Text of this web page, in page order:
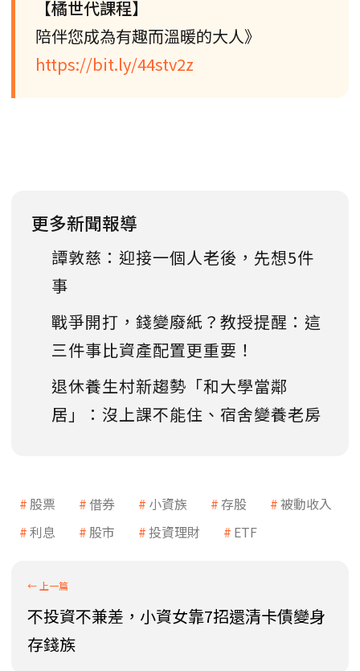
【橘世代課程】
陪伴您成為有趣而溫暖的大人》
https://bit.ly/44stv2z
更多新聞報導
譚敦慈：迎接一個人老後，先想5件
事
戰爭開打，錢變廢紙？教授提醒：這
三件事比資產配置更重要！
退休養生村新趨勢「和大學當鄰
居」：沒上課不能住、宿舍變養老房
股票 借券 小資族 存股
被動收入
利息
股市 投資理財 ETF
不投資不兼差，小資女靠7招還清卡債變身
存錢族